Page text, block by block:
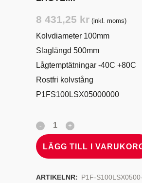
8 431,25 kr (inkl. moms)
Kolvdiameter 100mm
Slaglängd 500mm
Lågtemptätningar -40C +80C
Rostfri kolvstång
P1FS100LSX05000000
LÄGG TILL I
ARTIKELNR: P1F-